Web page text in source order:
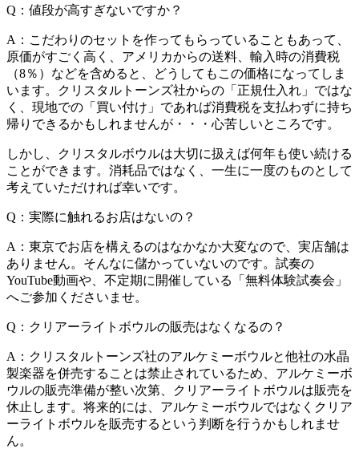
Q：値段が高すぎないですか？
A：こだわりのセットを作ってもらっていることもあって、
原価がすごく高く、アメリカからの送料、輸入時の消費税
（8％）などを含めると、どうしてもこの価格になってしま
います。クリスタルトーンズ社からの「正規仕入れ」ではな
く、現地での「買い付け」であれば消費税を支払わずに持ち
帰りできるかもしれませんが・・・心苦しいところです。
しかし、クリスタルボウルは大切に扱えば何年も使い続ける
ことができます。消耗品ではなく、一生に一度のものとして
考えていただければ幸いです。
Q：実際に触れるお店はないの？
A：東京でお店を構えるのはなかなか大変なので、実店舗は
ありません。そんなに儲かっていないのです。試奏の
YouTube動画や、不定期に開催している「無料体験試奏会」
へご参加くださいませ。
Q：クリアーライトボウルの販売はなくなるの？
A：クリスタルトーンズ社のアルケミーボウルと他社の水晶
製楽器を併売することは禁止されているため、アルケミーボ
ウルの販売準備が整い次第、クリアーライトボウルは販売を
休止します。将来的には、アルケミーボウルではなくクリア
ーライトボウルを販売するという判断を行うかもしれませ
ん。